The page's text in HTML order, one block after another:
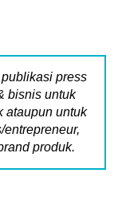
press
bisnis untuk
ataupun untuk
produk.